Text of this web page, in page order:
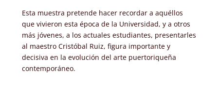
Esta muestra pretende hacer recordar a aquéllos
que vivieron esta época de la Universidad, y a otros
más jóvenes, a los actuales estudiantes, presentarles
al maestro Cristóbal Ruiz, figura importante y
decisiva en la evolución del arte puertoriqueña
contemporáneo.